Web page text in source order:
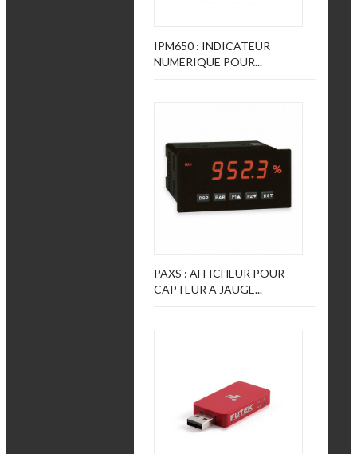
IPM650 : INDICATEUR
NUMÉRIQUE POUR...
PAXS : AFFICHEUR POUR
CAPTEUR A JAUGE...